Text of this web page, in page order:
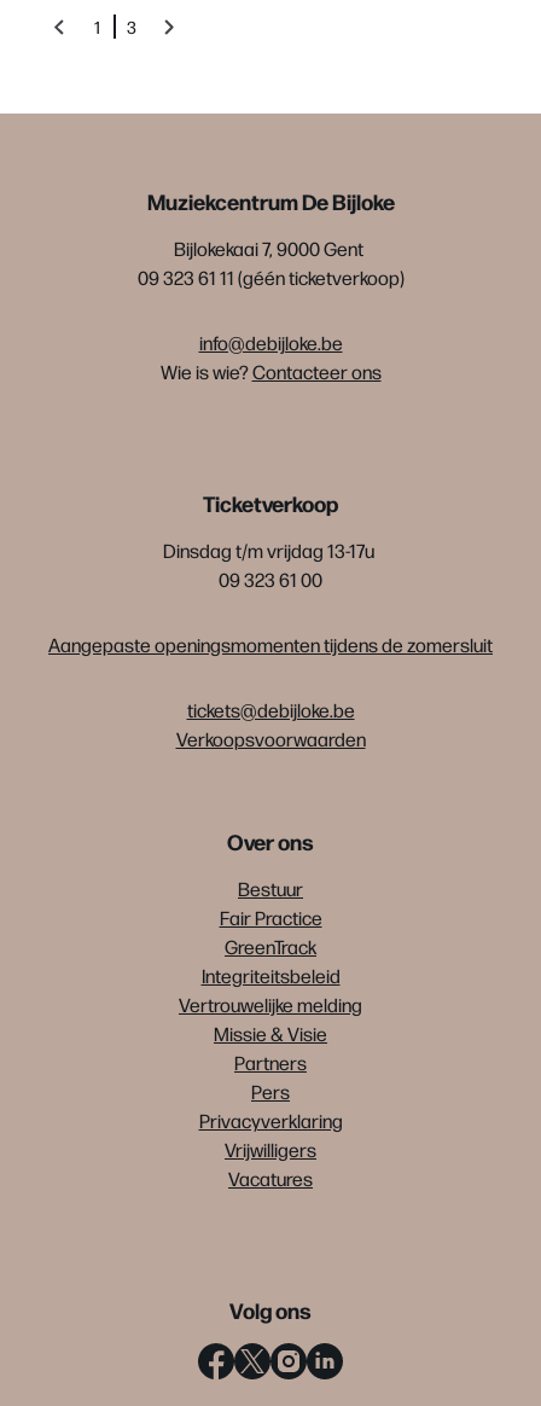
1 3
Muziekcentrum De Bijloke
Bijlokekaai 7, 9000 Gent
09 323 61 11 (géén ticketverkoop)
info@debijloke.be
Wie is wie?Contacteer ons
Ticketverkoop
Dinsdag t/m vrijdag 13-17u
09 323 61 00
Aangepaste openingsmomenten tijdens de zomersluit
tickets@debijloke.be
Verkoopsvoorwaarden
Over ons
Bestuur
Fair Practice
GreenTrack
Integriteitsbeleid
Vertrouwelijke melding
Missie & Visie
Partners
Pers
Privacyverklaring
Vrijwilligers
Vacatures
Volg ons